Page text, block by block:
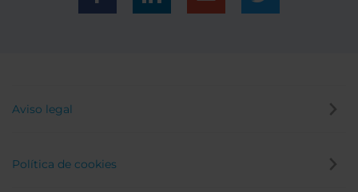
Aviso legal
Política de cookies